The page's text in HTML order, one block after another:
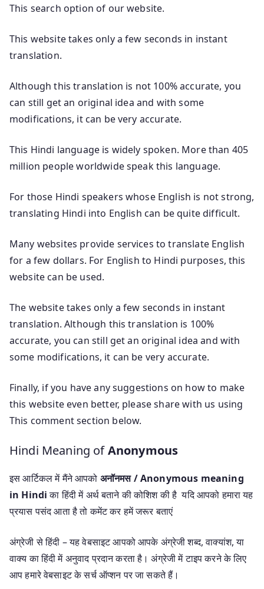
This search option of our website.
This website takes only a few seconds in instant
translation.
Although this translation is not 100% accurate, you
can still get an original idea and with some
modifications, it can be very accurate.
This Hindi language is widely spoken. More than 405
million people worldwide speak this language.
For those Hindi speakers whose English is not strong,
translating Hindi into English can be quite difficult.
Many websites provide services to translate English
for a few dollars. For English to Hindi purposes, this
website can be used.
The website takes only a few seconds in instant
translation. Although this translation is 100%
accurate, you can still get an original idea and with
some modifications, it can be very accurate.
Finally, if you have any suggestions on how to make
this website even better, please share with us using
This comment section below.
Hindi Meaning ofAnonymous
इस आर्टिकल में मैंने आपको अनॉनमस / Anonymous meaning
in Hindiका हिंदी में अर्थ बताने की कोशिश की है यदि आपको हमारा यह
प्रयास पसंद आता है तो कमेंट कर हमें जरूर बताएं
अंग्रेजी से हिंदी – यह वेबसाइट आपको आपके अंग्रेजी शब्द, वाक्यांश, या
वाक्य का हिंदी में अनुवाद प्रदान करता है। अंग्रेजी में टाइप करने के लिए
आप हमारे वेबसाइट के सर्च ऑप्शन पर जा सकते हैं।